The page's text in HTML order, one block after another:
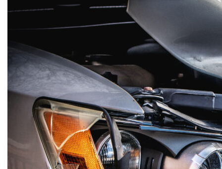
Lesiones por accidentes
de tráfico y recuperación
Latigazo cervical
Lesiones discales
Lesiones Personales
Lesión laboral
Zonas de servicio
Centro de Charlotte
Quiropráctico en Dilworth, Charlotte
(Carolina del Norte)
South Charlotte
Steele Creek
Ayrsley
Condado de Union
Mint Hill
Waxhaw